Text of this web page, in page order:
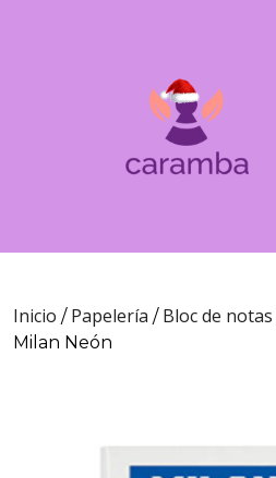
Inicio / Papelería / Bloc de notas
Milan Neón